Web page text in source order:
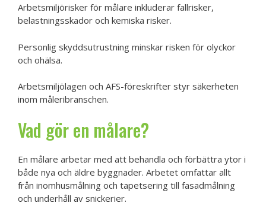
Arbetsmiljörisker för målare inkluderar fallrisker,
belastningsskador och kemiska risker.
Personlig skyddsutrustning minskar risken för olyckor
och ohälsa.
Arbetsmiljölagen och AFS-föreskrifter styr säkerheten
inom måleribranschen.
Vad gör en målare?
En målare arbetar med att behandla och förbättra ytor i
både nya och äldre byggnader. Arbetet omfattar allt
från inomhusmålning och tapetsering till fasadmålning
och underhåll av snickerier.